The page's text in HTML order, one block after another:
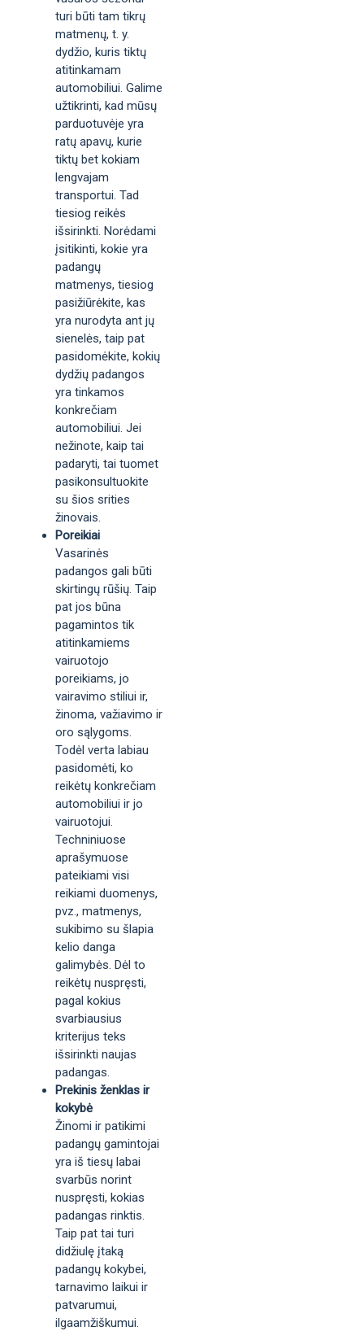
turi būti tam tikrų
matmenų, t. y.
dydžio, kuris tiktų
atitinkamam
automobiliui. Galime
užtikrinti, kad mūsų
parduotuvėje yra
ratų apavų, kurie
tiktų bet kokiam
lengvajam
transportui. Tad
tiesiog reikės
išsirinkti. Norėdami
įsitikinti, kokie yra
padangų
matmenys, tiesiog
pasižiūrėkite, kas
yra nurodyta ant jų
sienelės, taip pat
pasidomėkite, kokių
dydžių padangos
yra tinkamos
konkrečiam
automobiliui. Jei
nežinote, kaip tai
padaryti, tai tuomet
pasikonsultuokite
su šios srities
žinovais.
Poreikiai
Vasarinės
padangos gali būti
skirtingų rūšių. Taip
pat jos būna
pagamintos tik
atitinkamiems
vairuotojo
poreikiams, jo
vairavimo stiliui ir,
žinoma, važiavimo ir
oro sąlygoms.
Todėl verta labiau
pasidomėti, ko
reikėtų konkrečiam
automobiliui ir jo
vairuotojui.
Techniniuose
aprašymuose
pateikiami visi
reikiami duomenys,
pvz., matmenys,
sukibimo su šlapia
kelio danga
galimybės. Dėl to
reikėtų nuspręsti,
pagal kokius
svarbiausius
kriterijus teks
išsirinkti naujas
padangas.
Prekinis ženklas ir
kokybė
Žinomi ir patikimi
padangų gamintojai
yra iš tiesų labai
svarbūs norint
nuspręsti, kokias
padangas rinktis.
Taip pat tai turi
didžiulę įtaką
padangų kokybei,
tarnavimo laikui ir
patvarumui,
ilgaamžiškumui.